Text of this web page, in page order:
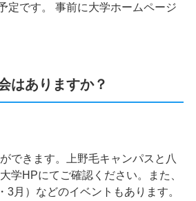
定です。 事前に大学ホームページ
はありますか？
できます。上野毛キャンパスと八
学HPにてご確認ください。また、
月）などのイベントもあります。